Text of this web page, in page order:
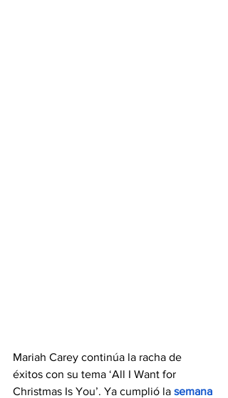
Mariah Carey continúa la racha de
éxitos con su tema ‘All I Want for
Christmas Is You’. Ya cumplió la semana